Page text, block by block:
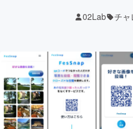
テクノロジー・ガジ
映像・映画
02Lab チャ